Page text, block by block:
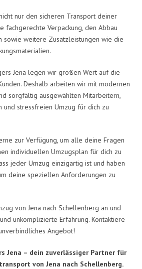
nur den sicheren Transport deiner
fachgerechte Verpackung, den Abbau
sowie weitere Zusatzleistungen wie die
Jena legen wir großen Wert auf die
Deshalb arbeiten wir mit modernen
sorgfältig ausgewählten Mitarbeitern,
und stressfreien Umzug für dich zu
zur Verfügung, um alle deine Fragen
individuellen Umzugsplan für dich zu
jeder Umzug einzigartig ist und haben
deine speziellen Anforderungen zu
von Jena nach Schellenberg an und
unkomplizierte Erfahrung. Kontaktiere
Angebot!
Jena – dein zuverlässiger Partner für
von Jena nach Schellenberg.